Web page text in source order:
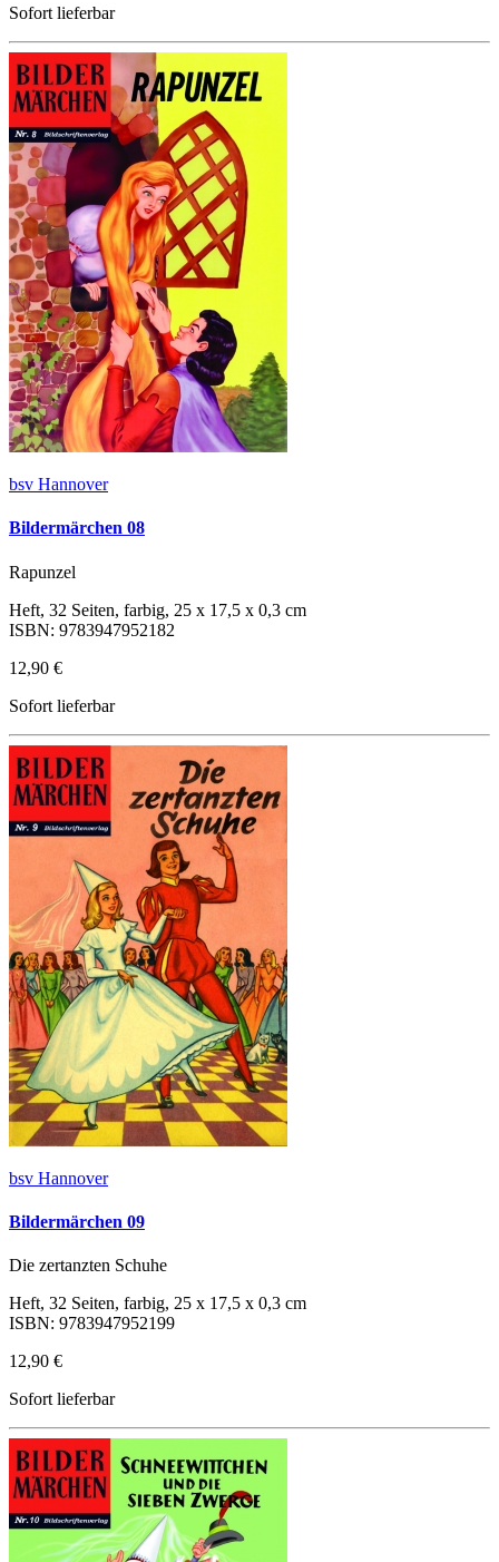
Sofort lieferbar
bsv Hannover
Bildermärchen 08
Rapunzel
Heft, 32 Seiten, farbig, 25 x 17,5 x 0,3 cm
ISBN: 9783947952182
12,90 €
Sofort lieferbar
bsv Hannover
Bildermärchen 09
Die zertanzten Schuhe
Heft, 32 Seiten, farbig, 25 x 17,5 x 0,3 cm
ISBN: 9783947952199
12,90 €
Sofort lieferbar